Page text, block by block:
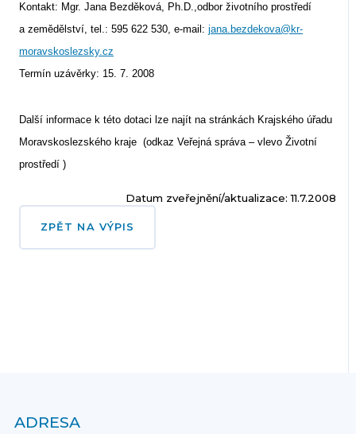
Kontakt: Mgr. Jana Bezděková, Ph.D.,odbor životního prostředí
a zemědělství, tel.: 595 622 530, e-mail: jana.bezdekova@kr-
moravskoslezsky.cz
Termín uzávěrky: 15. 7. 2008
Další informace k této dotaci lze najít na stránkách Krajského úřadu
Moravskoslezského kraje (odkaz Veřejná správa – vlevo Životní
prostředí )
Datum zveřejnění/aktualizace: 11.7.2008
ZPĚT NA VÝPIS
ADRESA